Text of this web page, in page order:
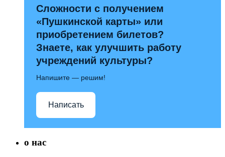
Сложности с получением
«Пушкинской карты» или
приобретением билетов?
Знаете, как улучшить работу
учреждений культуры?
Напишите — решим!
Написать
о нас